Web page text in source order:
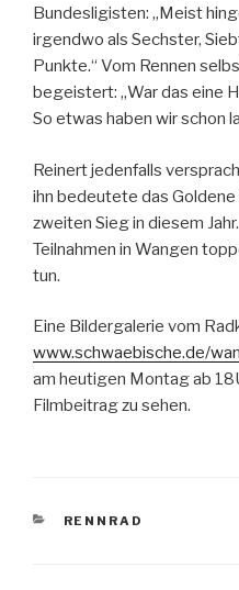
Bundesligisten: „Meist
irgendwo als Sechster,
Punkte.“ Vom Rennen
begeistert: „War das eine
So etwas haben wir schon
Reinert jedenfalls
ihn bedeutete das
zweiten Sieg in diesem
Teilnahmen in Wangen
tun.
Eine Bildergalerie vom
www.schwaebische.de/
am heutigen Montag ab
Filmbeitrag zu sehen.
KATEGORIEN
RENNRAD